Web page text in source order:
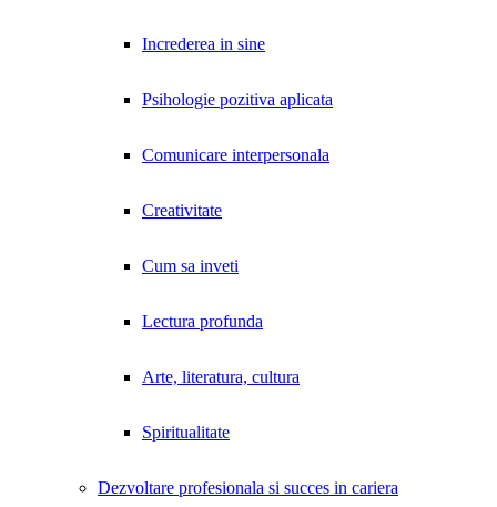
Increderea in sine
Psihologie pozitiva aplicata
Comunicare interpersonala
Creativitate
Cum sa inveti
Lectura profunda
Arte, literatura, cultura
Spiritualitate
Dezvoltare profesionala si succes in cariera